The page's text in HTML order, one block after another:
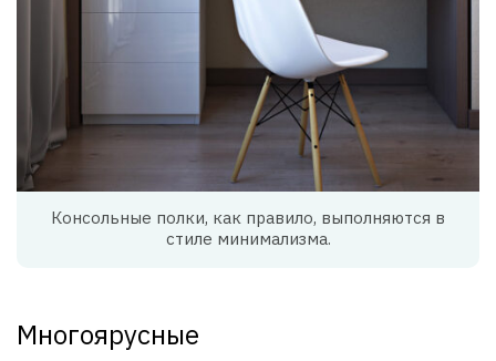
Консольные полки, как правило, выполняются в
стиле минимализма.
Многоярусные